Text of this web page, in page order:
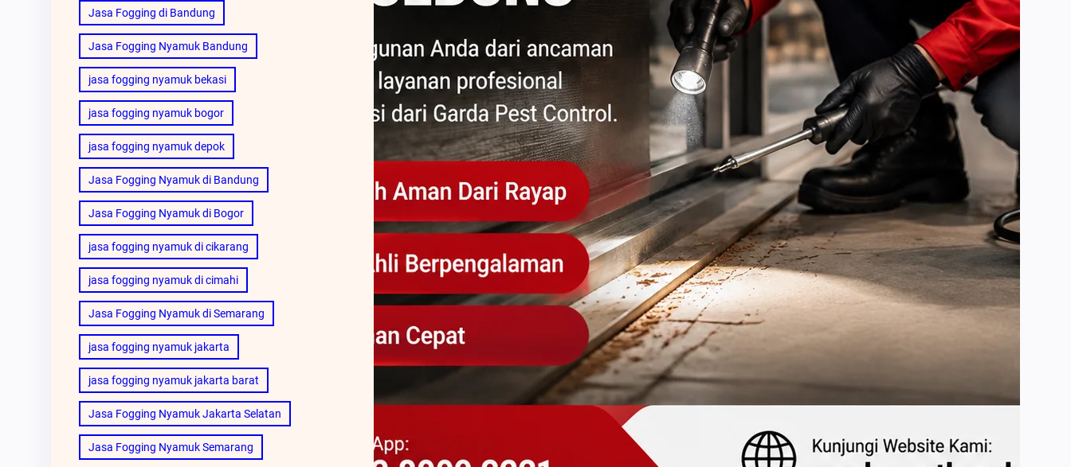
Jasa Fogging di Bandung
Jasa Fogging Nyamuk Bandung
jasa fogging nyamuk bekasi
jasa fogging nyamuk bogor
jasa fogging nyamuk depok
Jasa Fogging Nyamuk di Bandung
Jasa Fogging Nyamuk di Bogor
jasa fogging nyamuk di cikarang
jasa fogging nyamuk di cimahi
Jasa Fogging Nyamuk di Semarang
jasa fogging nyamuk jakarta
jasa fogging nyamuk jakarta barat
Jasa Fogging Nyamuk Jakarta Selatan
Jasa Fogging Nyamuk Semarang